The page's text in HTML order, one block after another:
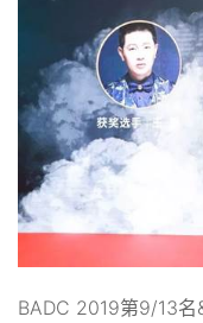
BADC 2019第9/13名